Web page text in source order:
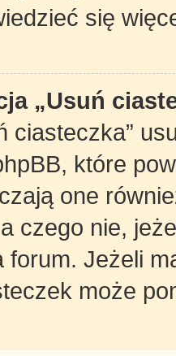
się
„Usuń
ciasteczka”
które
one
czego nie,
forum. Jeżeli
może